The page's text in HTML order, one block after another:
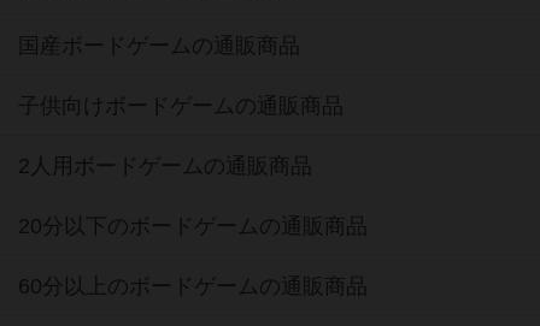
国産ボードゲームの通販商品
子供向けボードゲームの通販商品
2人用ボードゲームの通販商品
20分以下のボードゲームの通販商品
60分以上のボードゲームの通販商品